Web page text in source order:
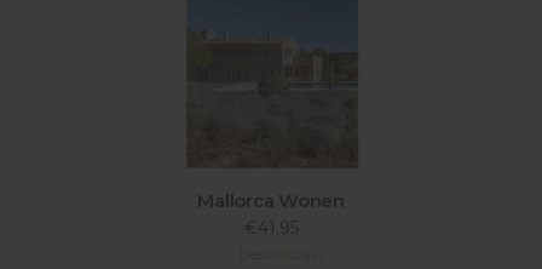
Mallorca Wonen
€41,95
Beschikbaar